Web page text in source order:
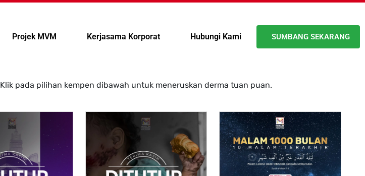
Projek MVM Kerjasama Korporat Hubungi Kami SUMBANG SEKARANG
Klik pada pilihan kempen dibawah untuk meneruskan derma tuan puan.